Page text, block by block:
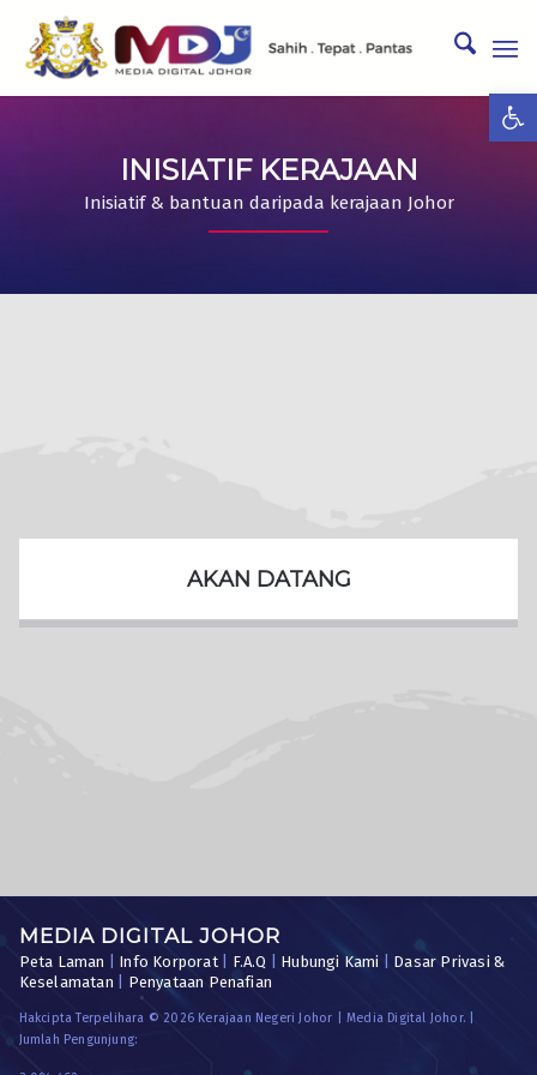
INISIATIF KERAJAAN
Inisiatif & bantuan daripada kerajaan Johor
AKAN DATANG
MEDIA DIGITAL JOHOR
Peta Laman Info Korporat| F.A.Q Hubungi Kami
Dasar Privasi &
Keselamatan
Penyataan Penafian
Hakcipta Terpelihara © 2026 Kerajaan Negeri Johor | Media Digital Johor. |
Jumlah Pengunjung: